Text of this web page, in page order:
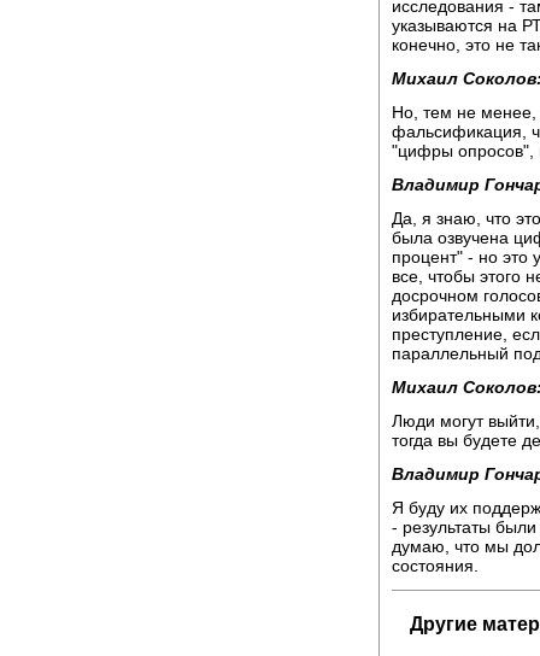
исследования -
указываются на
конечно, это не
Михаил
Но, тем не менее,
фальсификация,
"цифры опросов",
Владимир
Да, я знаю, что
была озвучена
процент" - но это
все, чтобы этого
досрочном
избирательными
преступление,
параллельный
Михаил
Люди могут
тогда вы будете
Владимир
Я буду их
- результаты
думаю, что мы
состояния.
Другие